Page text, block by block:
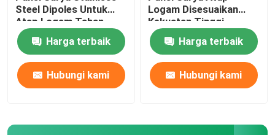
Steel Dipoles Untuk
Atap Logam Tahan
Karat
Harga terbaik
Hubungi kami
Logam Disesuaikan
Kekuatan Tinggi
Harga terbaik
Hubungi kami